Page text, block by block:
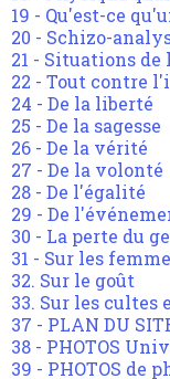
19 - Qu'est-ce
20 - Schizo-
21 - Situations de
22 - Tout contre
24 - De la liberté
25 - De la sagesse
26 - De la vérité
27 - De la volonté
28 - De l'égalité
29 - De
30 - La perte du
31 - Sur les
32. Sur le goût
33. Sur les cultes
37 - PLAN DU
38 - PHOTOS
39 - PHOTOS de